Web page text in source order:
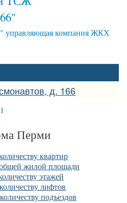
компания ЖКХ
д. 166
Перми
квартир
жилой площади
этажей
лифтов
подъездов